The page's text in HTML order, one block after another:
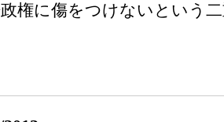
権に傷をつけないという